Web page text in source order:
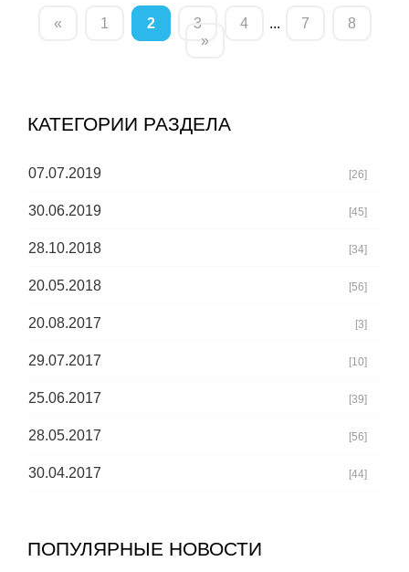
« 1 2 3 4 ... 7
8
»
КАТЕГОРИИ РАЗДЕЛА
07.07.2019 [26]
30.06.2019 [45]
28.10.2018 [34]
20.05.2018 [56]
20.08.2017 [3]
29.07.2017 [10]
25.06.2017 [39]
28.05.2017 [56]
30.04.2017 [44]
ПОПУЛЯРНЫЕ НОВОСТИ